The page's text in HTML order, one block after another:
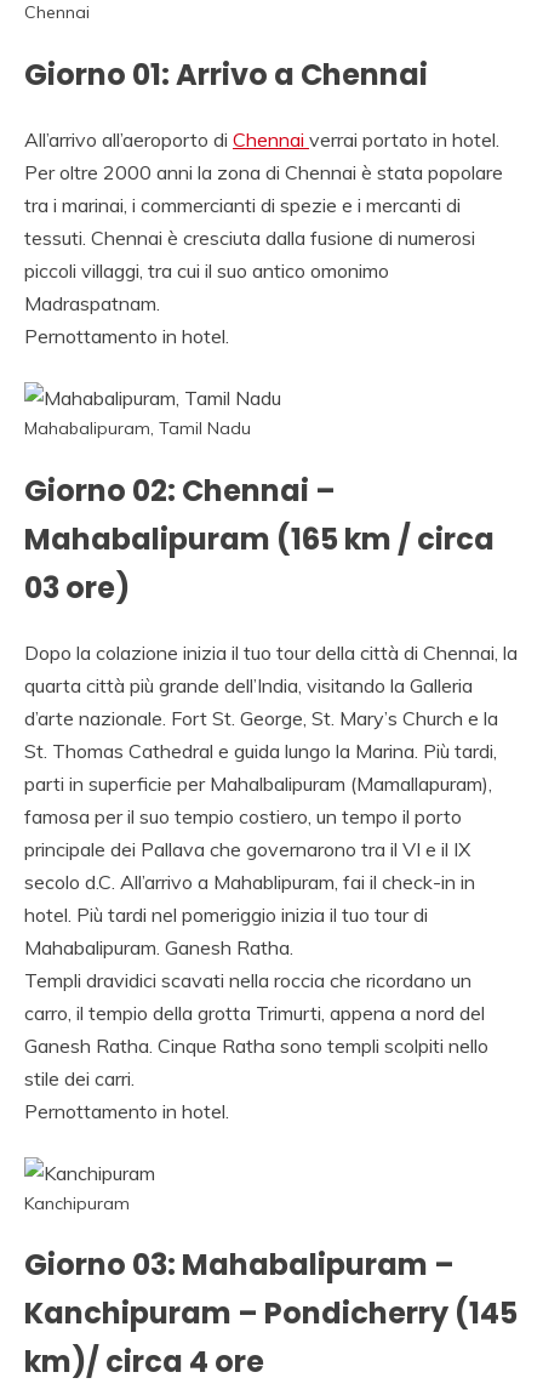
AGENZIA VIAGGI IN
NORD INDIA,
AGENZIA VIAGGI IN
SPECIALISTA
VIAGGIO INDIA,
NOLEGGIO
MACCHINA
RAJASTHAN,
VIAGGIO ALLE INDE,
PALACE ON WHEELS,
AGENZIA AND
VIAGGIO INDIA AND
ITALIA AND INDIA,
AGENZIA VIAGGIO
SULL INDIA, AGENZIA
SPECIALISTA
VIAGGIO INDIA,
VIAGGIO AGENZIA
INDIA, RAJASTHAN
VIAGGIO, TOUR
OPERATOR ITALIANO
IN INDIA.
Chennai
Giorno 01: Arrivo a Chennai
All’arrivo all’aeroporto di Chennai verrai portato in hotel.
Per oltre 2000 anni la zona di Chennai è stata popolare
tra i marinai, i commercianti di spezie e i mercanti di
tessuti. Chennai è cresciuta dalla fusione di numerosi
piccoli villaggi, tra cui il suo antico omonimo
Madraspatnam.
Pernottamento in hotel.
Mahabalipuram, Tamil Nadu
Giorno 02: Chennai –
Mahabalipuram (165 km / circa
03 ore)
Dopo la colazione inizia il tuo tour della città di Chennai, la
quarta città più grande dell’India, visitando la Galleria
d’arte nazionale. Fort St. George, St. Mary’s Church e la
St. Thomas Cathedral e guida lungo la Marina. Più tardi,
parti in superficie per Mahalbalipuram (Mamallapuram),
famosa per il suo tempio costiero, un tempo il porto
principale dei Pallava che governarono tra il VI e il IX
secolo d.C. All’arrivo a Mahablipuram, fai il check-in in
hotel. Più tardi nel pomeriggio inizia il tuo tour di
Mahabalipuram. Ganesh Ratha.
Templi dravidici scavati nella roccia che ricordano un
carro, il tempio della grotta Trimurti, appena a nord del
Ganesh Ratha. Cinque Ratha sono templi scolpiti nello
stile dei carri.
Pernottamento in hotel.
Kanchipuram
Giorno 03: Mahabalipuram –
Kanchipuram – Pondicherry (145
km)/ circa 4 ore